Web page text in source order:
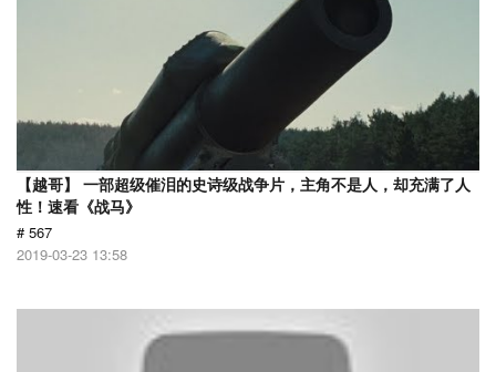
【越哥】 一部超级催泪的史诗级战争片，主角不是人，却充满了人
性！速看《战马》
# 567
2019-03-23 13:58